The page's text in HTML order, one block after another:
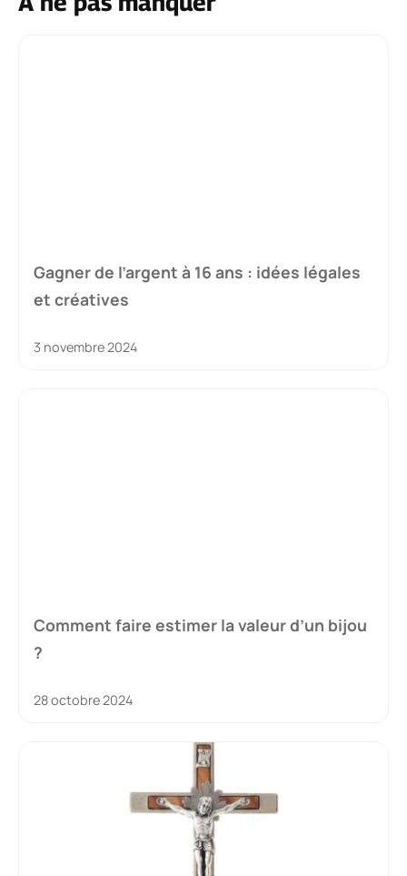
Gagner de l’argent à 16 ans : idées légales
et créatives
3 novembre 2024
Comment faire estimer la valeur d’un bijou
?
28 octobre 2024